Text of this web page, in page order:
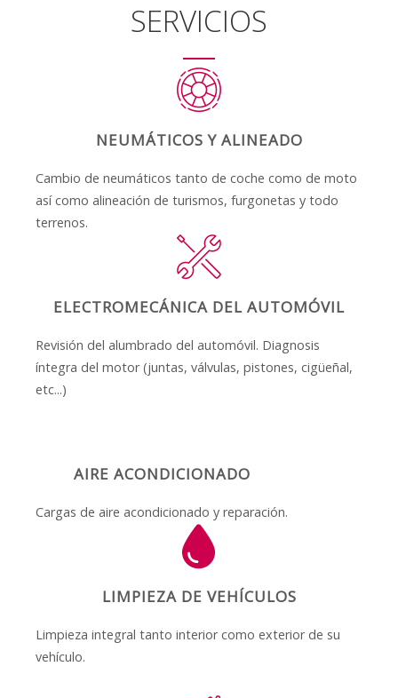
SERVICIOS
NEUMÁTICOS Y ALINEADO
Cambio de neumáticos tanto de coche como de moto
así como alineación de turismos, furgonetas y todo
terrenos.
ELECTROMECÁNICA DEL AUTOMÓVIL
Revisión del alumbrado del automóvil. Diagnosis
íntegra del motor (juntas, válvulas, pistones, cigüeñal,
etc...)
AIRE ACONDICIONADO
Cargas de aire acondicionado y reparación.
LIMPIEZA DE VEHÍCULOS
Limpieza integral tanto interior como exterior de su
vehículo.